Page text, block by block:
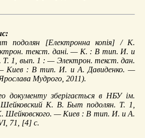
подолян [Електронна копія] / К.
текст. дані. — К. : В тип. И. и
Т. 1, вып. 1 : — Электрон. текст. дан.
Киев : В тип. И. и А. Давиденко. —
Мудрого, 2011).
документу зберігається в НБУ ім.
К. В. Быт подолян. Т. 1,
Шейковского. — Киев : В тип. И. и А.
71, [4] с.